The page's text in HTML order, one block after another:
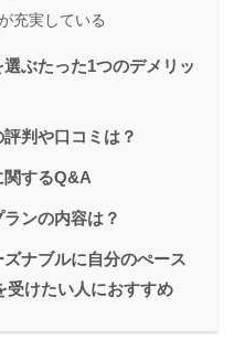
充実している
ぶたった1つのデメリッ
判や口コミは？
関するQ&A
ンの内容は？
ズナブルに自分のぺース
受けたい人におすすめ